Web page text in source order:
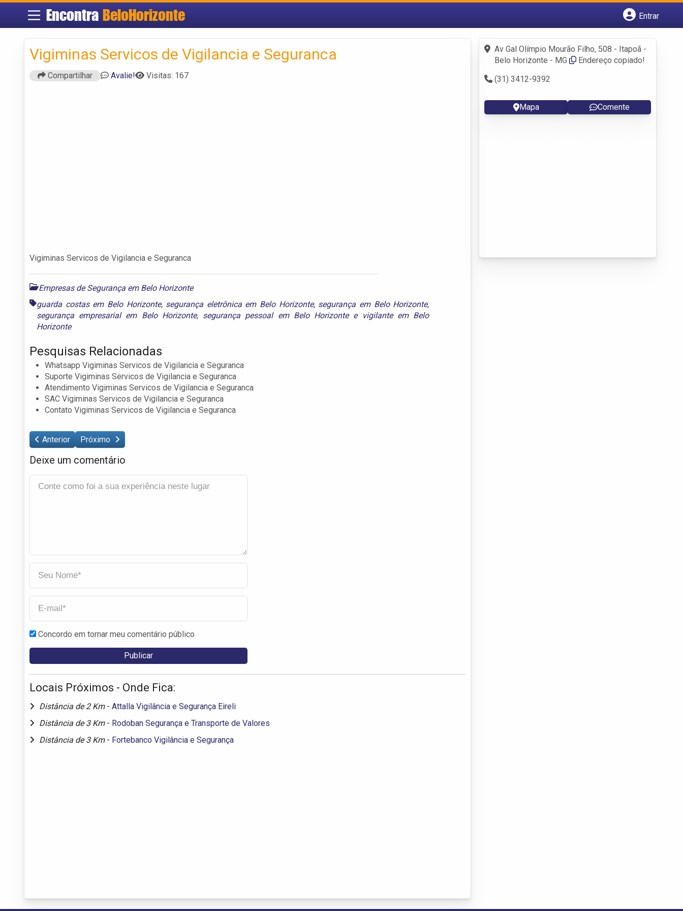
Encontra BeloHorizonte
Entrar
Fazer login
Criar conta
Vigiminas Servicos de Vigilancia e Seguranca
Compartilhar Avalie! Visitas: 167
Vigiminas Servicos de Vigilancia e Seguranca
Empresas de Segurança em Belo Horizonte
guarda costas em Belo Horizonte, segurança eletrônica em Belo Horizonte, segurança em Belo Horizonte,
segurança empresarial em Belo Horizonte, segurança pessoal em Belo Horizontee vigilante em Belo
Horizonte
Pesquisas Relacionadas
Whatsapp Vigiminas Servicos de Vigilancia e Seguranca
Suporte Vigiminas Servicos de Vigilancia e Seguranca
Atendimento Vigiminas Servicos de Vigilancia e Seguranca
SAC Vigiminas Servicos de Vigilancia e Seguranca
Contato Vigiminas Servicos de Vigilancia e Seguranca
Anterior Próximo
Deixe um comentário
Concordo em tornar meu comentário público
Locais Próximos - Onde Fica:
Distância de 2 Km - Attalla Vigilância e Segurança Eireli
Distância de 3 Km - Rodoban Segurança e Transporte de Valores
Distância de 3 Km - Fortebanco Vigilância e Segurança
Av Gal Olímpio Mourão Filho, 508 - Itapoã -
Belo Horizonte - MG
Endereço copiado!
(31) 3412-9392
Mapa Comente